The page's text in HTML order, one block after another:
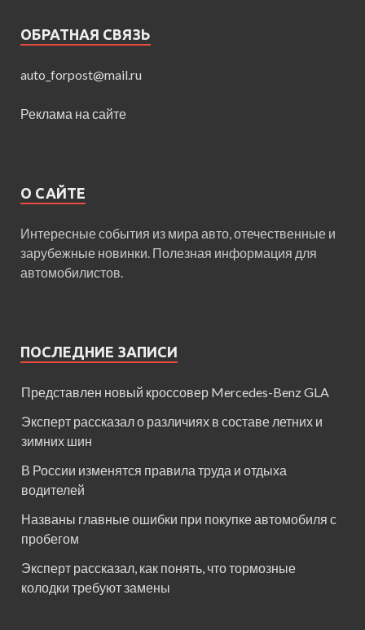
ОБРАТНАЯ СВЯЗЬ
auto_forpost@mail.ru
Реклама на сайте
О САЙТЕ
Интересные события из мира авто, отечественные и
зарубежные новинки. Полезная информация для
автомобилистов.
ПОСЛЕДНИЕ ЗАПИСИ
Представлен новый кроссовер Mercedes-Benz GLA
Эксперт рассказал о различиях в составе летних и
зимних шин
В России изменятся правила труда и отдыха
водителей
Названы главные ошибки при покупке автомобиля с
пробегом
Эксперт рассказал, как понять, что тормозные
колодки требуют замены